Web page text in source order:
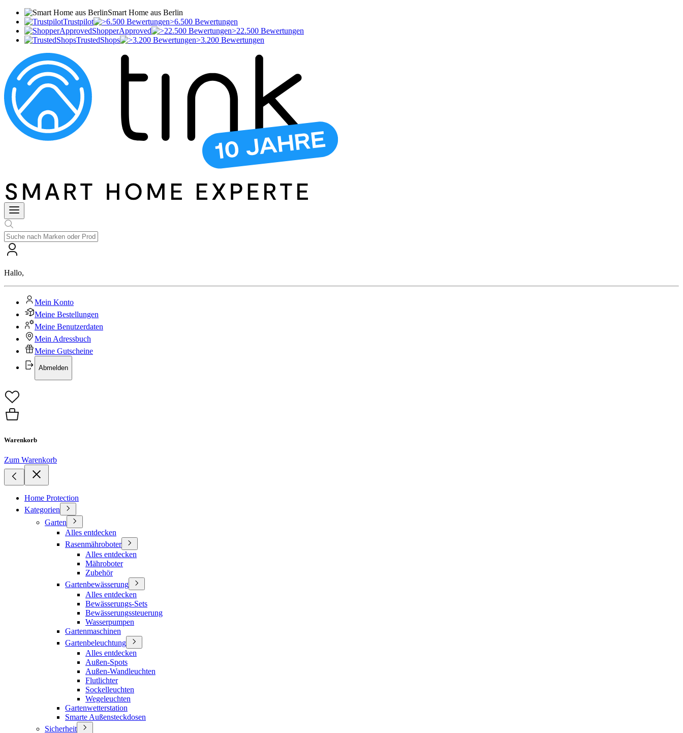
Smart Home aus Berlin
Trustpilot
>6.500 Bewertungen
ShopperApproved
>22.500 Bewertungen
TrustedShops
>3.200 Bewertungen
Hallo,
Mein Konto
Meine Bestellungen
Meine Benutzerdaten
Mein Adressbuch
Meine Gutscheine
Abmelden
Warenkorb
Zum Warenkorb
Home Protection
Kategorien
Garten
Alles entdecken
Rasenmähroboter
Alles entdecken
Mähroboter
Zubehör
Gartenbewässerung
Alles entdecken
Bewässerungs-Sets
Bewässerungssteuerung
Wasserpumpen
Gartenmaschinen
Gartenbeleuchtung
Alles entdecken
Außen-Spots
Außen-Wandleuchten
Flutlichter
Sockelleuchten
Wegeleuchten
Gartenwetterstation
Smarte Außensteckdosen
Sicherheit